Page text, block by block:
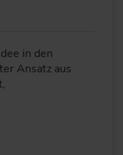
in den
Ansatz aus